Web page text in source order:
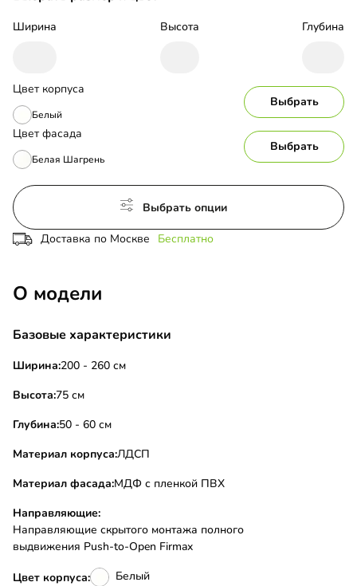
Ширина Высота Глубина
Цвет корпуса
Белый
Выбрать
Цвет фасада
Белая Шагрень
Выбрать
Выбрать опции
Доставка по Москве Бесплатно
О модели
Базовые характеристики
Ширина:200 - 260 см
Высота:75 см
Глубина:50 - 60 см
Материал корпуса:ЛДСП
Материал фасада:МДФ с пленкой ПВХ
Направляющие:
Направляющие скрытого монтажа полного
выдвижения Push-to-Open Firmax
Цвет корпуса: Белый